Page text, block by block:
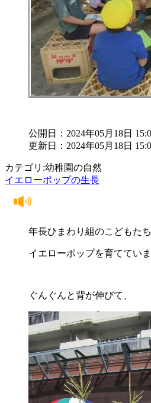
公開日：2024年05月18日
更新日：2024年05月18日
カテゴリ:幼稚園の自然
イエローポップの生長
年長ひまわり組のこどもた
イエローポップを育てていま
ぐんぐんと背が伸びて、